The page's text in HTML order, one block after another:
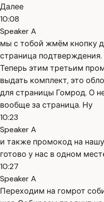
Далее
10:08
Speaker A
мы с тобой жмём кнопку
страница подтверждения.
Теперь этим третьим
выдать комплект, это
для страницы Гомрод. О
вообще за страница. Ну
10:23
Speaker A
и также промокод на
готово у нас в одном
10:27
Speaker A
Переходим на гомрот